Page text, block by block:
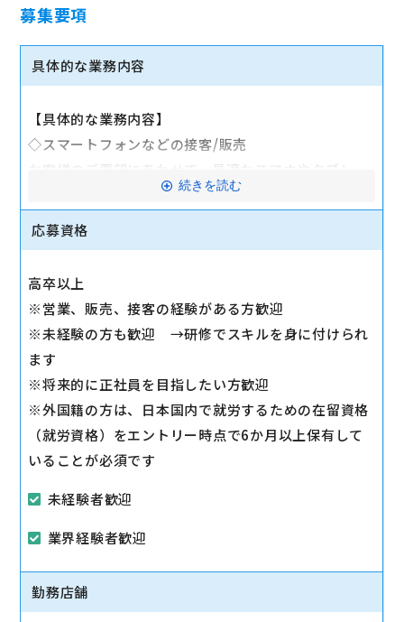
募集要項
具体的な業務内容
【具体的な業務内容】
◇スマートフォンなどの接客/販売
お客様のご要望にあわせて、最適なスマホやタブレッ
ト、料金プランなどをご提案します。
◇その他、各種商品・サービスのご案内
◇販売イベントの運営
◇売場管理/実績管理
売場のレイアウト変更など魅力的なお店作りをお願い
します。
続きを読む
応募資格
高卒以上
※営業、販売、接客の経験がある方歓迎
※未経験の方も歓迎 →研修でスキルを身に付けられ
ます
※将来的に正社員を目指したい方歓迎
※外国籍の方は、日本国内で就労するための在留資格
（就労資格）をエントリー時点で6か月以上保有して
いることが必須です
未経験者歓迎
業界経験者歓迎
勤務店舗